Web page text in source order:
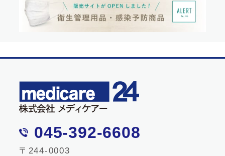
045-392-6608
〒244-0003